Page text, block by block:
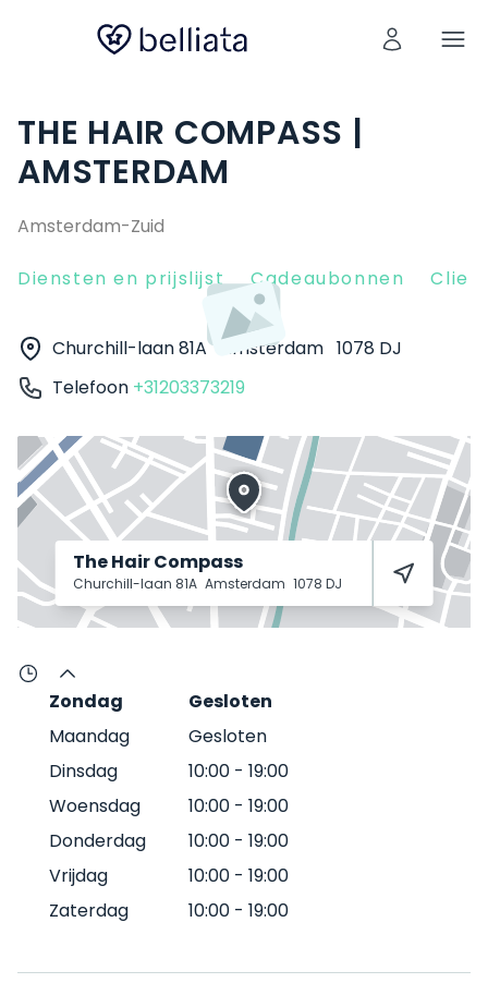
THE HAIR COMPASS |
AMSTERDAM
Amsterdam-Zuid
Diensten en prijslijst Cadeaubonnen
Churchill-laan 81A Amsterdam 1078 DJ
Telefoon +31203373219
The Hair Compass
Churchill-laan 81A Amsterdam 1078 DJ
Zondag
Gesloten
Maandag
Gesloten
Dinsdag
10:00 - 19:00
Woensdag
10:00 - 19:00
Donderdag
10:00 - 19:00
Vrijdag
10:00 - 19:00
Zaterdag
10:00 - 19:00